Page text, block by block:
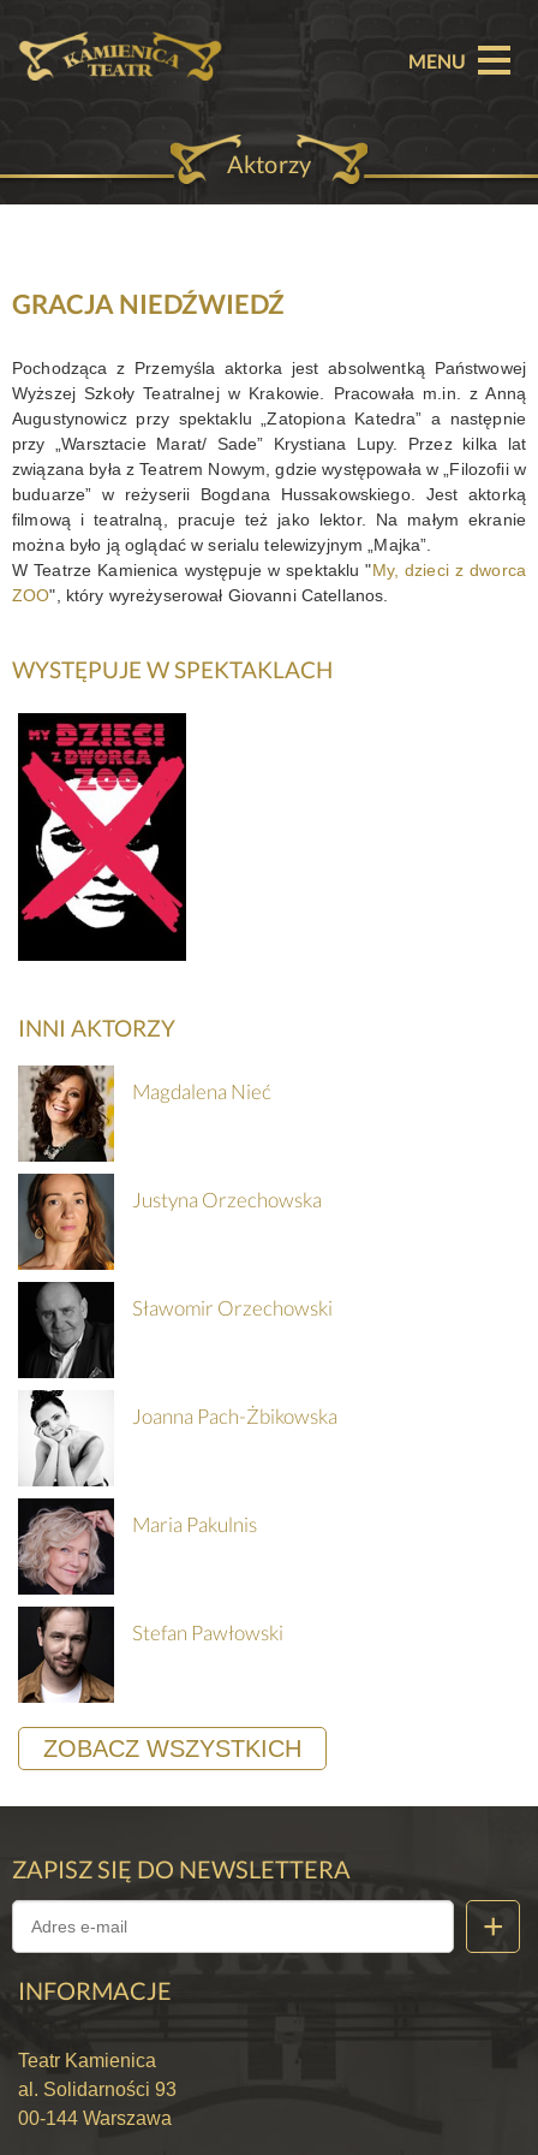
MENU
O TEATRZE
BILETY
PARTNERZY
OFERTA KOMERCYJNA
KONTAKT
Aktorzy
GRACJA NIEDŹWIEDŹ
Pochodząca z Przemyśla aktorka jest absolwentką Państwowej
Wyższej Szkoły Teatralnej w Krakowie. Pracowała m.in. z Anną
Augustynowicz przy spektaklu „Zatopiona Katedra” a następnie
przy „Warsztacie Marat/ Sade” Krystiana Lupy. Przez kilka lat
związana była z Teatrem Nowym, gdzie występowała w „Filozofii w
buduarze” w reżyserii Bogdana Hussakowskiego. Jest aktorką
filmową i teatralną, pracuje też jako lektor. Na małym ekranie
można było ją oglądać w serialu telewizyjnym „Majka”.
W Teatrze Kamienica występuje w spektaklu "My, dzieci z dworca
ZOO", który wyreżyserował Giovanni Catellanos.
WYSTĘPUJE W SPEKTAKLACH
SZCZEGÓŁY
KUP
BILET
INNI AKTORZY
Magdalena Nieć
Justyna Orzechowska
Sławomir Orzechowski
Joanna Pach-Żbikowska
Maria Pakulnis
Stefan Pawłowski
ZOBACZ WSZYSTKICH
ZAPISZ SIĘ DO NEWSLETTERA
INFORMACJE
Teatr Kamienica
al. Solidarności 93
00-144 Warszawa